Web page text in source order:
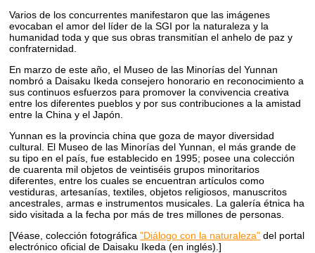
Varios de los concurrentes manifestaron que las imágenes
evocaban el amor del líder de la SGI por la naturaleza y la
humanidad toda y que sus obras transmitían el anhelo de paz y
confraternidad.
En marzo de este año, el Museo de las Minorías del Yunnan
nombró a Daisaku Ikeda consejero honorario en reconocimiento a
sus continuos esfuerzos para promover la convivencia creativa
entre los diferentes pueblos y por sus contribuciones a la amistad
entre la China y el Japón.
Yunnan es la provincia china que goza de mayor diversidad
cultural. El Museo de las Minorías del Yunnan, el más grande de
su tipo en el país, fue establecido en 1995; posee una colección
de cuarenta mil objetos de veintiséis grupos minoritarios
diferentes, entre los cuales se encuentran artículos como
vestiduras, artesanías, textiles, objetos religiosos, manuscritos
ancestrales, armas e instrumentos musicales. La galería étnica ha
sido visitada a la fecha por más de tres millones de personas.
[Véase, colección fotográfica"Diálogo con la naturaleza" del portal
electrónico oficial de Daisaku Ikeda (en inglés).]